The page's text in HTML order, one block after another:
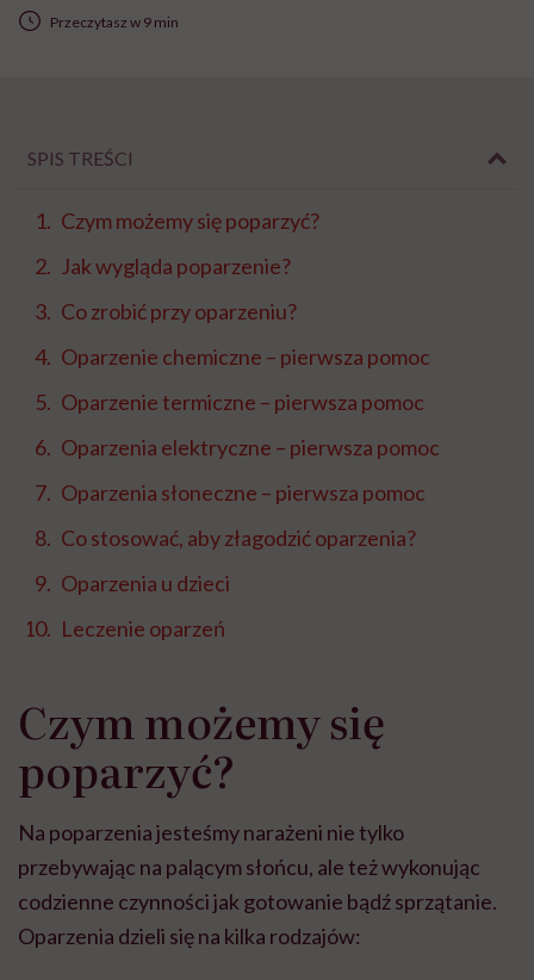
Przeczytasz w 9 min
SPIS TREŚCI
Czym możemy się poparzyć?
Jak wygląda poparzenie?
Co zrobić przy oparzeniu?
Oparzenie chemiczne – pierwsza pomoc
Oparzenie termiczne – pierwsza pomoc
Oparzenia elektryczne – pierwsza pomoc
Oparzenia słoneczne – pierwsza pomoc
Co stosować, aby złagodzić oparzenia?
Oparzenia u dzieci
Leczenie oparzeń
Czym możemy się
poparzyć?
Na poparzenia jesteśmy narażeni nie tylko
przebywając na palącym słońcu, ale też wykonując
codzienne czynności jak gotowanie bądź sprzątanie.
Oparzenia dzieli się na kilka rodzajów: